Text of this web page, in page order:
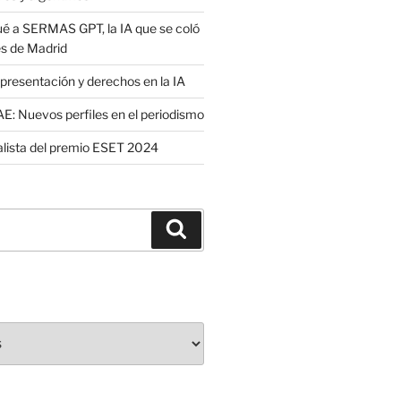
a SERMAS GPT, la IA que se coló
de Madrid
y derechos en la IA
Nuevos perfiles en el periodismo
del premio ESET 2024